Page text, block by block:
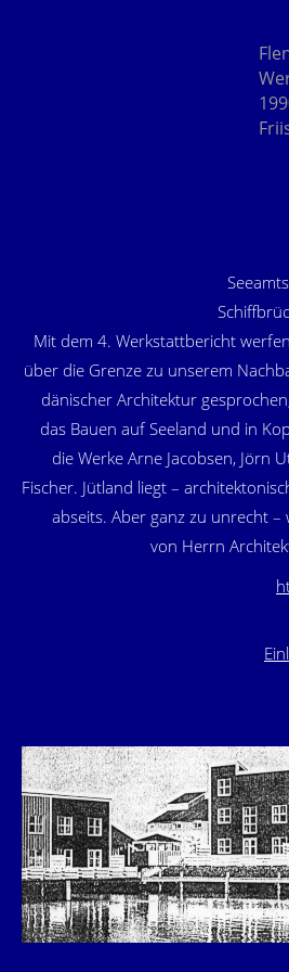
Mit dem 4. Werkstattbericht
über die Grenze zu unserem
dänischer Architektur
das Bauen auf Seeland und in
die Werke Arne Jacobsen, Jörn
Fischer. Jütland liegt –
abseits. Aber ganz zu unrecht
von Herrn